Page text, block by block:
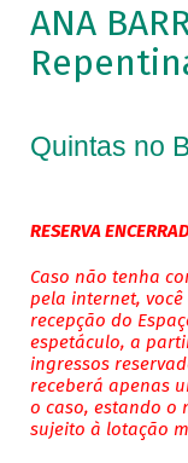
ANA
Quintas no
RESERVA
Caso não tenha
pela internet,
recepção do
espetáculo, a
ingressos
receberá apenas
o caso, estando o
sujeito à lotação